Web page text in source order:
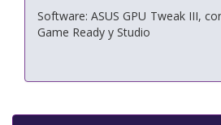
Software: ASUS GPU Tweak III,
Game Ready y Studio